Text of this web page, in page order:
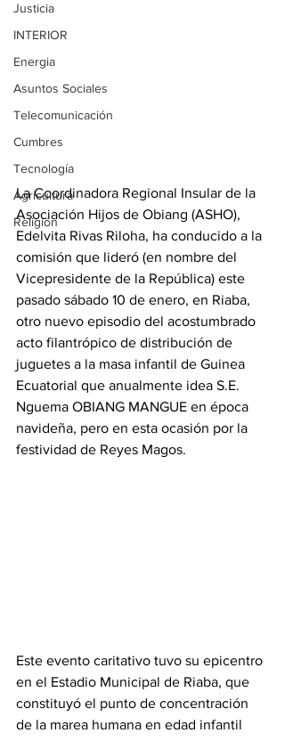
Justicia
INTERIOR
Energia
Asuntos Sociales
Telecomunicación
Cumbres
Tecnología
Agricultura
Religión
La Coordinadora Regional Insular de la
Asociación Hijos de Obiang (ASHO),
Edelvita Rivas Riloha, ha conducido a la
comisión que lideró (en nombre del
Vicepresidente de la República) este
pasado sábado 10 de enero, en Riaba,
otro nuevo episodio del acostumbrado
acto filantrópico de distribución de
juguetes a la masa infantil de Guinea
Ecuatorial que anualmente idea S.E.
Nguema OBIANG MANGUE en época
navideña, pero en esta ocasión por la
festividad de Reyes Magos.
‎Este evento caritativo tuvo su epicentro
en el Estadio Municipal de Riaba, que
constituyó el punto de concentración
de la marea humana en edad infantil